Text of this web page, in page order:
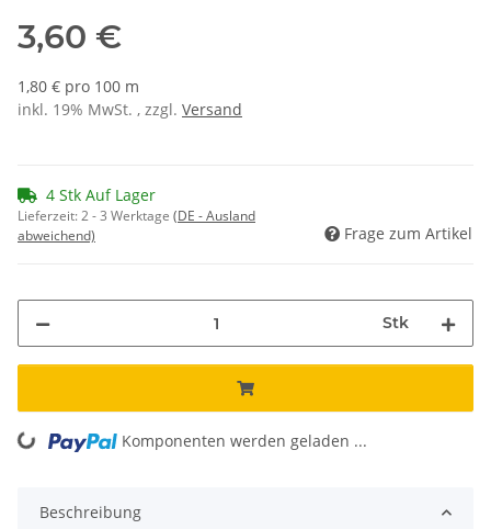
3,60 €
1,80 € pro 100 m
inkl. 19% MwSt. , zzgl. Versand
4 Stk Auf Lager
Lieferzeit:2 - 3 Werktage (DE - Ausland
abweichend)
Frage zum Artikel
Stk
Loading... Komponenten werden geladen ...
Beschreibung